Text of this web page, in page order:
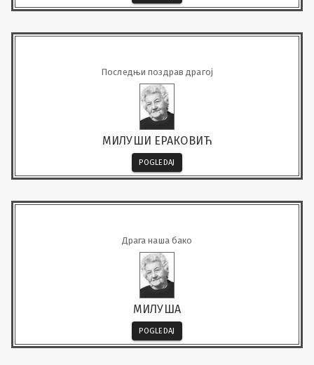
Последњи поздрав драгој
МИЛУШИ ЕРАКОВИЋ
POGLEDAJ
Драга наша бако
МИЛУША
POGLEDAJ